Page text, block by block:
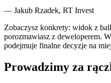
— Jakub Rzadek, RT Invest
Zobaczysz konkrety: widok z
porozmawiasz z deweloperem.
podejmuje finalne decyzje na
Prowadzimy za